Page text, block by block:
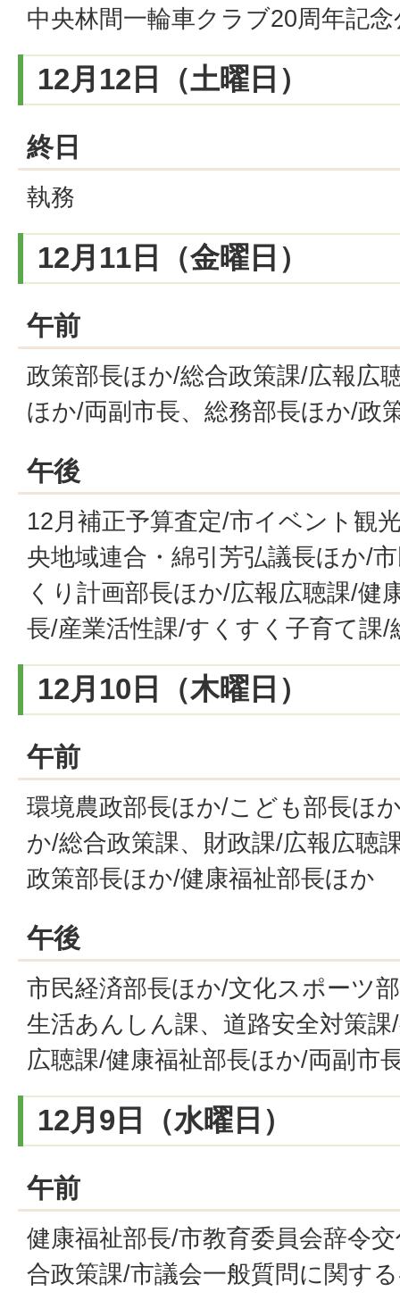
中央林間一輪車クラブ20周年記念
12月12日（土曜日）
終日
執務
12月11日（金曜日）
午前
政策部長ほか/総合政策課/広報広
ほか/両副市長、総務部長ほか/政
午後
12月補正予算査定/市イベント観
央地域連合・綿引芳弘議長ほか/
くり計画部長ほか/広報広聴課/健
長/産業活性課/すくすく子育て課/
12月10日（木曜日）
午前
環境農政部長ほか/こども部長ほ
か/総合政策課、財政課/広報広聴
政策部長ほか/健康福祉部長ほか
午後
市民経済部長ほか/文化スポーツ
生活あんしん課、道路安全対策
広聴課/健康福祉部長ほか/両副市
12月9日（水曜日）
午前
健康福祉部長/市教育委員会辞令
合政策課/市議会一般質問に関す